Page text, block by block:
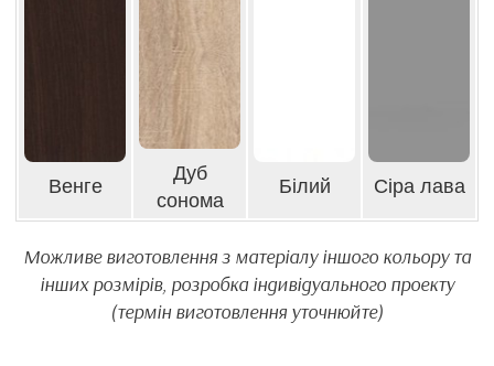
Венге
Дуб
сонома
Білий Сіра лава
Можливе виготовлення з матеріалу іншого кольору та
інших розмірів, розробка індивідуального проекту
(термін виготовлення уточнюйте)